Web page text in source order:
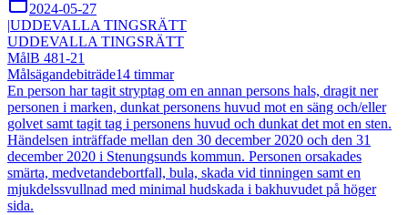
2024-05-27
|UDDEVALLA TINGSRÄTT
UDDEVALLA TINGSRÄTT
MålB 481-21
Målsägandebiträde14 timmar
En person har tagit stryptag om en annan persons hals, dragit ner
personen i marken, dunkat personens huvud mot en säng och/eller
golvet samt tagit tag i personens huvud och dunkat det mot en sten.
Händelsen inträffade mellan den 30 december 2020 och den 31
december 2020 i Stenungsunds kommun. Personen orsakades
smärta, medvetandebortfall, bula, skada vid tinningen samt en
mjukdelssvullnad med minimal hudskada i bakhuvudet på höger
sida.